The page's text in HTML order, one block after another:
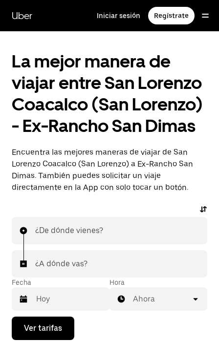
contenido
principal
Uber Iniciar sesión Regístrate
La mejor manera de
viajar entre San Lorenzo
Coacalco (San Lorenzo)
- Ex-Rancho San Dimas
Encuentra las mejores maneras de viajar de San
Lorenzo Coacalco (San Lorenzo) a Ex-Rancho San
Dimas. También puedes solicitar un viaje
directamente en la App con solo tocar un botón.
¿De dónde vienes?
¿A dónde vas?
Fecha
Presiona
flecha
Hora
Ahora
Ver tarifas